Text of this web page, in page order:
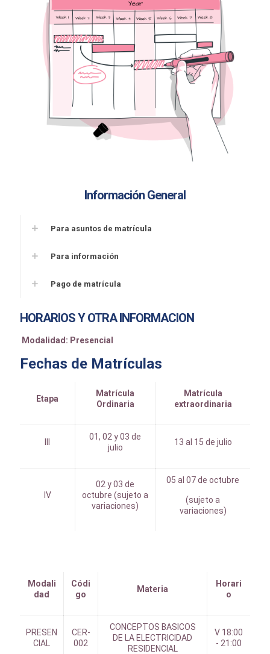
Información General
Para asuntos de matrícula
Para información
Pago de matrícula
HORARIOS Y OTRA INFORMACION
Modalidad: Presencial
Fechas de Matrículas
Etapa
Matrícula
Ordinaria
Matrícula
extraordinaria
III
01, 02 y 03 de
julio
13 al 15 de julio
IV
02 y 03 de
octubre (sujeto a
variaciones)
05 al 07 de octubre
(sujeto a
variaciones)
Modali
dad
Códi
go
Materia
Horari
o
PRESEN
CIAL
CER-
002
CONCEPTOS BASICOS
DE LA ELECTRICIDAD
RESIDENCIAL
V 18:00
- 21:00